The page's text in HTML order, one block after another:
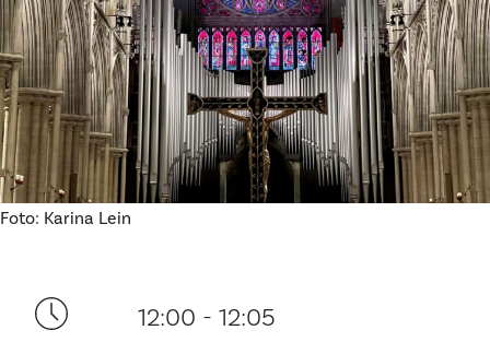
Ditt besøk
Foto: Karina Lein
12:00 - 12:05